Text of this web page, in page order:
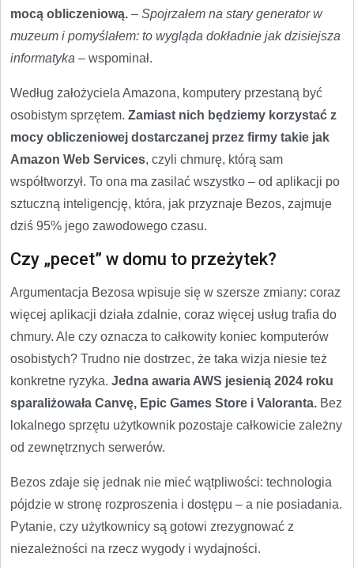
mocą obliczeniową. – Spojrzałem na stary generator w
muzeum i pomyślałem: to wygląda dokładnie jak dzisiejsza
informatyka – wspominał.
Według założyciela Amazona, komputery przestaną być
osobistym sprzętem. Zamiast nich będziemy korzystać z
mocy obliczeniowej dostarczanej przez firmy takie jak
Amazon Web Services, czyli chmurę, którą sam
współtworzył. To ona ma zasilać wszystko – od aplikacji po
sztuczną inteligencję, która, jak przyznaje Bezos, zajmuje
dziś 95% jego zawodowego czasu.
Czy „pecet” w domu to przeżytek?
Argumentacja Bezosa wpisuje się w szersze zmiany: coraz
więcej aplikacji działa zdalnie, coraz więcej usług trafia do
chmury. Ale czy oznacza to całkowity koniec komputerów
osobistych? Trudno nie dostrzec, że taka wizja niesie też
konkretne ryzyka. Jedna awaria AWS jesienią 2024 roku
sparaliżowała Canvę, Epic Games Store i Valoranta. Bez
lokalnego sprzętu użytkownik pozostaje całkowicie zależny
od zewnętrznych serwerów.
Bezos zdaje się jednak nie mieć wątpliwości: technologia
pójdzie w stronę rozproszenia i dostępu – a nie posiadania.
Pytanie, czy użytkownicy są gotowi zrezygnować z
niezależności na rzecz wygody i wydajności.